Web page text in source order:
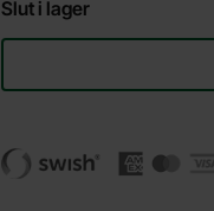
Slut i lager